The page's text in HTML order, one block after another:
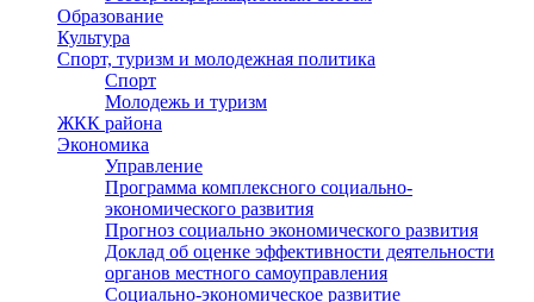
Образование
Культура
Спорт, туризм и молодежная политика
Спорт
Молодежь и туризм
ЖКК района
Экономика
Управление
Программа комплексного социально-
экономического развития
Прогноз социально экономического развития
Доклад об оценке эффективности деятельности
органов местного самоуправления
Социально-экономическое развитие